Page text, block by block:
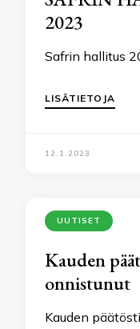
2023
Safrin hallitus
LISÄTIETOJA
12.1.2023
UUTISET
Kauden
onnistunut
Kauden